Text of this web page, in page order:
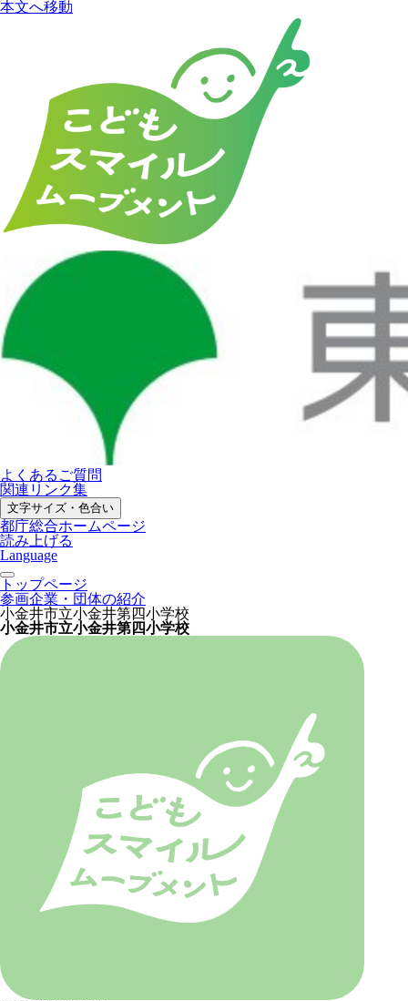
本文へ移動
よくあるご質問
関連リンク集
文字サイズ・色合い
都庁総合ホームページ
読み上げる
Language
トップページ
参画企業・団体の紹介
小金井市立小金井第四小学校
小金井市立小金井第四小学校